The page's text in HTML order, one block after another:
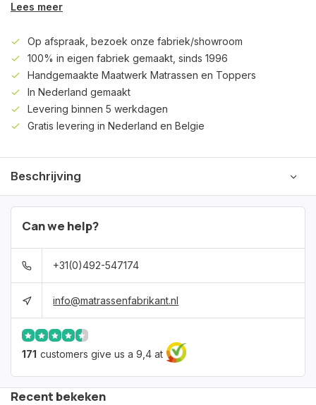
Lees meer
Op afspraak, bezoek onze fabriek/showroom
100% in eigen fabriek gemaakt, sinds 1996
Handgemaakte Maatwerk Matrassen en Toppers
In Nederland gemaakt
Levering binnen 5 werkdagen
Gratis levering in Nederland en Belgie
Beschrijving
Can we help?
+31(0)492-547174
info@matrassenfabrikant.nl
171 customers give us a 9,4 at
Recent bekeken